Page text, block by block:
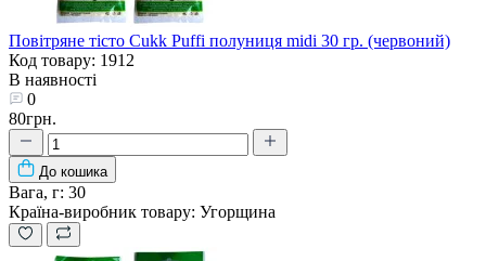
Повітряне тісто Cukk Puffi полуниця midi 30 гр. (червоний)
Код товару: 1912
В наявності
0
80грн.
До кошика
Вага, г: 30
Країна-виробник товару: Угорщина